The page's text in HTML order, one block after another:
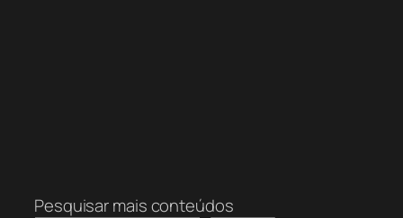
Pesquisar mais conteúdos